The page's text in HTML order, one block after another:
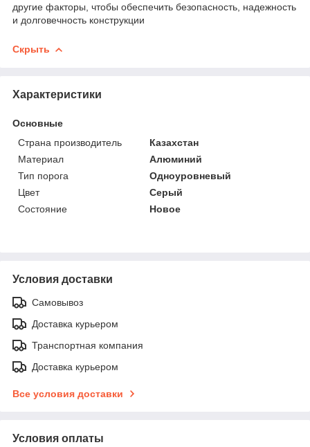
другие факторы, чтобы обеспечить безопасность, надежность
и долговечность конструкции
Скрыть
Характеристики
Основные
Страна производитель
Казахстан
Материал
Алюминий
Тип порога
Одноуровневый
Цвет
Серый
Состояние
Новое
Условия доставки
Самовывоз
Доставка курьером
Транспортная компания
Доставка курьером
Все условия доставки
Условия оплаты